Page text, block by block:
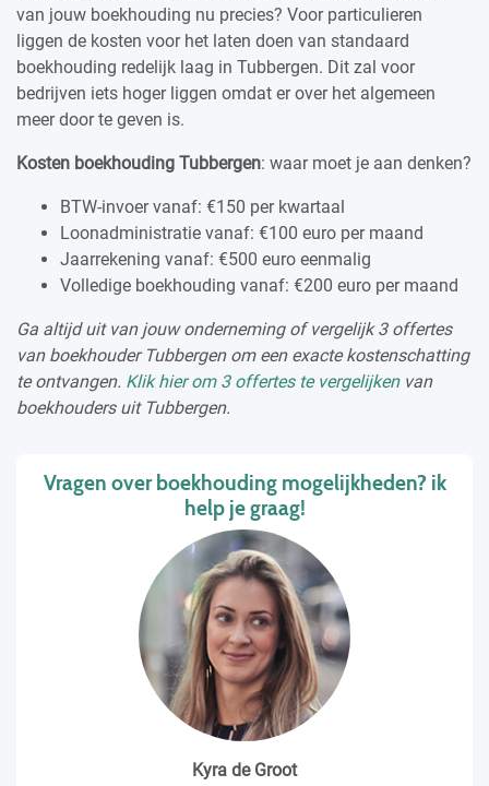
van jouw boekhouding nu precies? Voor particulieren
liggen de kosten voor het laten doen van standaard
boekhouding redelijk laag in Tubbergen. Dit zal voor
bedrijven iets hoger liggen omdat er over het algemeen
meer door te geven is.
Kosten boekhouding Tubbergen: waar moet je aan denken?
BTW-invoer vanaf: €150 per kwartaal
Loonadministratie vanaf: €100 euro per maand
Jaarrekening vanaf: €500 euro eenmalig
Volledige boekhouding vanaf: €200 euro per maand
Ga altijd uit van jouw onderneming of vergelijk 3 offertes
van boekhouder Tubbergen om een exacte kostenschatting
te ontvangen. Klik hier om 3 offertes te vergelijkenvan
boekhouders uit Tubbergen.
Vragen over boekhouding mogelijkheden? ik
help je graag!
Kyra de Groot